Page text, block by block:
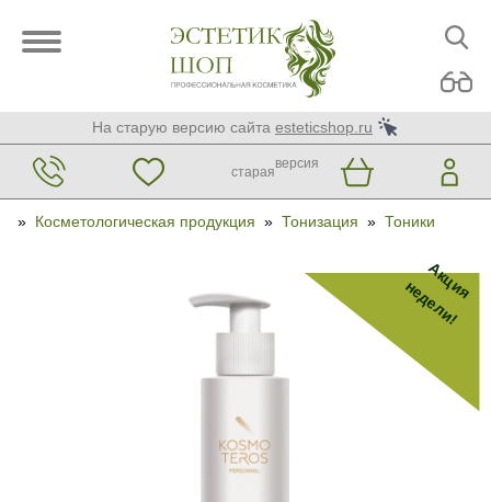
На старую версию сайта esteticshop.ru
старая
версия
» Косметологическая продукция » Тонизация » Тоники
Акция
недели!